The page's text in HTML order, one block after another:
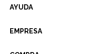
AYUDA
EMPRESA